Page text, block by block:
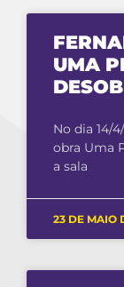
UMA
No dia 14/
obra Uma
a sala
23 DE MAIO